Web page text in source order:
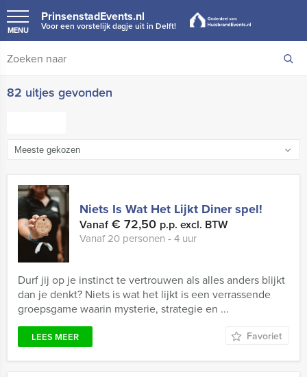
PrinsenstadEvents.nl
Voor een vorstelijk dagje uit in Delft!
MENU
82 uitjes gevonden
Niets Is Wat Het Lijkt Diner spel!
Vanaf€ 72,50 p.p. excl. BTW
Vanaf 20 personen ‐ 4 uur
Durf jij op je instinct te vertrouwen als alles anders blijkt
dan je denkt? Niets is wat het lijkt is een verrassende
groepsgame waarin mysterie, strategie en ...
LEES MEER Favoriet